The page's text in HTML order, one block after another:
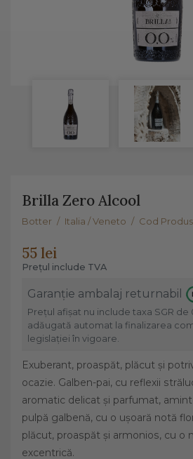
Brilla Zero Alcool
Botter / Italia / Veneto / Cod
55 lei
Prețul include TVA
Garanție ambalaj returnabil
Prețul afișat nu include taxa SGR de
adăugată automat la finalizarea
legislației în vigoare.
Exuberant, proaspăt, plăcut și
ocazie. Galben-pai, cu reflexii
aromatic delicat și parfumat,
pulpă galbenă, cu o ușoară notă
plăcut, proaspăt și armonios, cu o
excentrică.